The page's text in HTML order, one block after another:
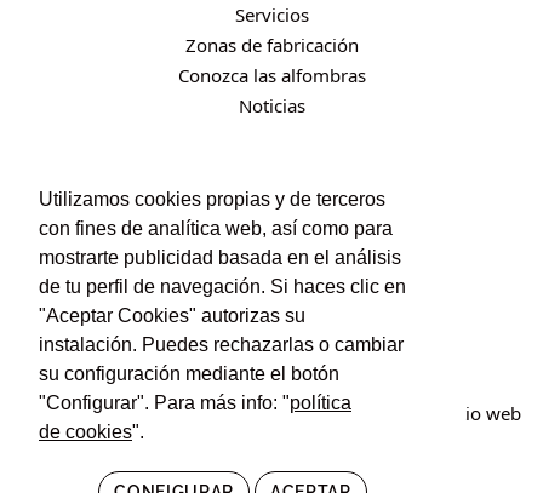
Servicios
Zonas de fabricación
Conozca las alfombras
Noticias
Contacto
Política de privacidad
Política de cookies
Condiciones de uso y contratación
© Irán Alfombras. Todos los derechos reservados. Sitio web
Utilizamos cookies propias y de terceros
con fines de analítica web, así como para
mostrarte publicidad basada en el análisis
de tu perfil de navegación. Si haces clic en
"Aceptar Cookies" autorizas su
instalación. Puedes rechazarlas o cambiar
su configuración mediante el botón
"Configurar". Para más info: "política
de cookies".